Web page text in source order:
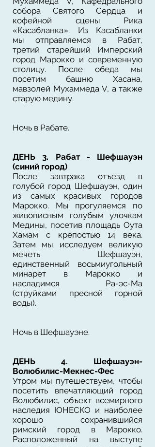
собора Святого Сердца и
кофейной сцены Рика
«Касабланка». Из Касабланки
мы отправляемся в Рабат,
третий старейший Имперский
город Марокко и современную
столицу. После обеда мы
посетим башню Хасана,
мавзолей Мухаммеда V, а также
старую медину.
Ночь в Рабате.
ДЕНЬ 3. Рабат - Шефшауэн
(синий город)
После завтрака отъезд в
голубой город Шефшауэн, один
из самых красивых городов
Марокко. Мы прогуляемся по
живописным голубым улочкам
Медины, посетив площадь Оута
Хамам с крепостью 14 века.
Затем мы исследуем великую
мечеть Шефшауэн,
единственный восьмиугольный
минарет в Марокко и
насладимся Ра-эс-Ма
(струйками пресной горной
воды).
Ночь в Шефшауэне.
ДЕНЬ 4. Шефшауэн-
Волюбилис-Мекнес-Фес
Утром мы путешествуем, чтобы
посетить впечатляющий город
Волюбилис, объект всемирного
наследия ЮНЕСКО и наиболее
хорошо сохранившийся
римский город в Марокко.
Расположенный на выступе